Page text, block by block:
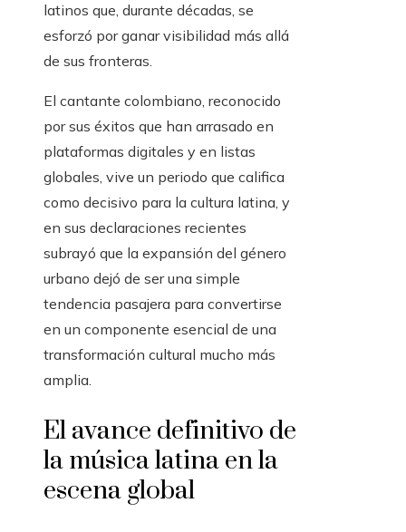
latinos que, durante décadas, se
esforzó por ganar visibilidad más allá
de sus fronteras.
El cantante colombiano, reconocido
por sus éxitos que han arrasado en
plataformas digitales y en listas
globales, vive un periodo que califica
como decisivo para la cultura latina, y
en sus declaraciones recientes
subrayó que la expansión del género
urbano dejó de ser una simple
tendencia pasajera para convertirse
en un componente esencial de una
transformación cultural mucho más
amplia.
El avance definitivo de
la música latina en la
escena global